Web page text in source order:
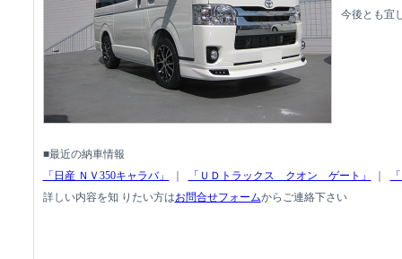
今後とも宜
■最近の納車情報
「日産 ＮＶ350キャラバ」
「ＵＤトラックス クオン ゲート」
詳しい内容を知 りたい方はお問合せフォームからご連絡下さい